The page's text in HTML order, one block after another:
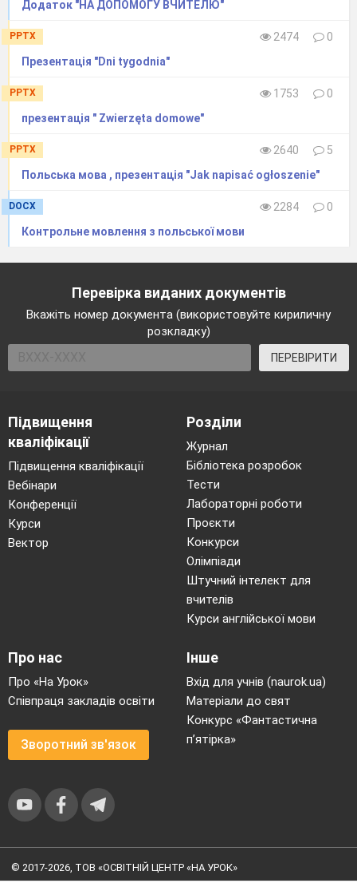
Додаток "НА ДОПОМОГУ ВЧИТЕЛЮ"
PPTX 2474
0
Презентація "Dni tygodnia"
PPTX 1753
0
презентація " Zwierzęta domowe"
PPTX 2640
5
Польська мова , презентація "Jak napisać ogłoszenie"
DOCX 2284
0
Контрольне мовлення з польської мови
Перевірка виданих документів
Вкажіть номер документа (використовуйте кириличну
розкладку)
ПЕРЕВІРИТИ
Підвищення
кваліфікації
Підвищення кваліфікації
Вебінари
Конференції
Курси
Вектор
Розділи
Журнал
Бібліотека розробок
Тести
Лабораторні роботи
Проєкти
Конкурси
Олімпіади
Штучний інтелект для
вчителів
Курси англійської мови
Про нас
Про «На Урок»
Співпраця закладів освіти
Зворотний зв'язок
Інше
Вхід для учнів (naurok.ua)
Матеріали до свят
Конкурс «Фантастична
п’ятірка»
© 2017-2026, ТОВ «ОСВІТНІЙ ЦЕНТР «НА УРОК»